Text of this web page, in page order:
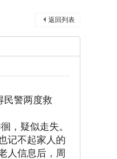
返回列表
民警两度救
，疑似走失。
记不起家人的
人信息后，周